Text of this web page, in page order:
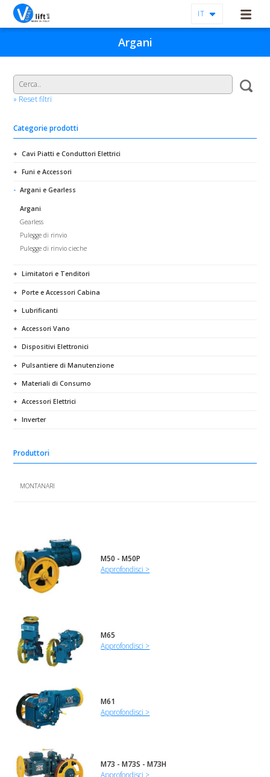
IT
Argani
» Reset filtri
Categorie prodotti
Cavi Piatti e Conduttori Elettrici
Funi e Accessori
Argani e Gearless
Argani
Gearless
Pulegge di rinvio
Pulegge di rinvio cieche
Limitatori e Tenditori
Porte e Accessori Cabina
Lubrificanti
Accessori Vano
Dispositivi Elettronici
Pulsantiere di Manutenzione
Materiali di Consumo
Accessori Elettrici
Inverter
Produttori
MONTANARI
M50 - M50P
Approfondisci >
M65
Approfondisci >
M61
Approfondisci >
M73 - M73S - M73H
Approfondisci >